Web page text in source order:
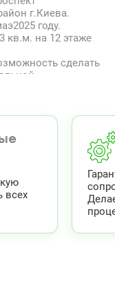
г.Киева.
году.
кв.м. на 12 этаже
сделать
Удобная и
сады,
Железнодорожный
транспортом
всех